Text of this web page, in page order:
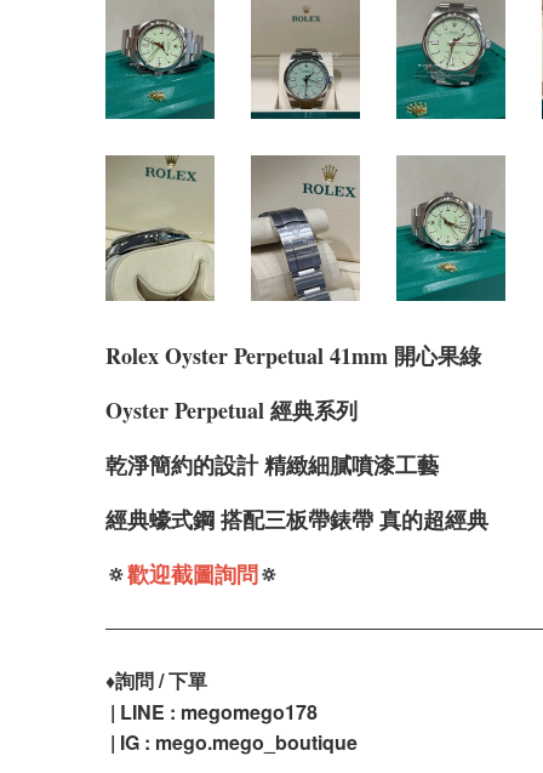
Rolex Oyster Perpetual 41mm 開心果綠
Oyster Perpetual 經典系列
乾淨簡約的設計精緻細膩噴漆工藝
經典蠔式鋼 搭配三板帶錶帶 真的超經典
🔅歡迎截圖詢問🔅
♦️詢問 / 下單
| LINE : megomego178
| IG : mego.mego_boutique